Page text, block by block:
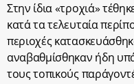
Στην ίδια «τροχιά»
κατά τα τελευταία
περιοχές
αναβαθμίσθηκαν ήδη
τους τοπικούς